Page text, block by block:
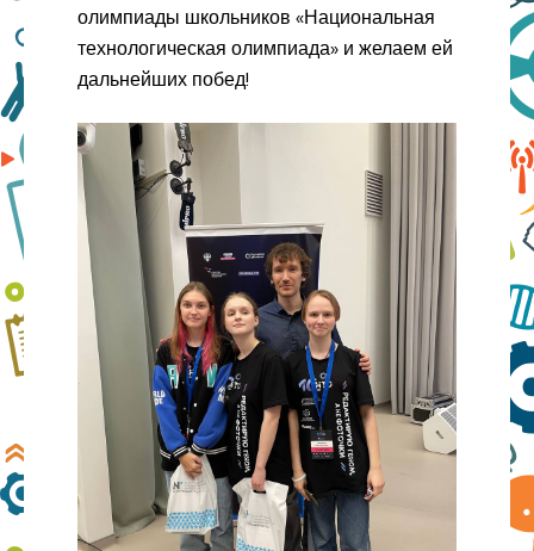
олимпиады школьников «Национальная
технологическая олимпиада» и желаем ей
дальнейших побед!